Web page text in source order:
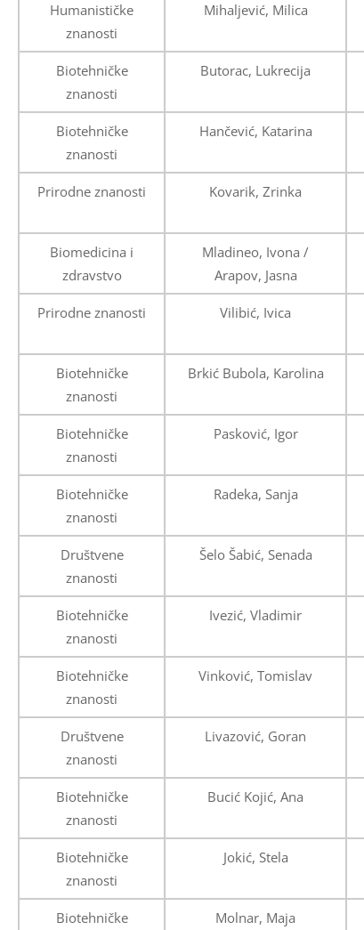
Humanističke
znanosti
Mihaljević, Milica
Biotehničke
znanosti
Butorac, Lukrecija
Biotehničke
znanosti
Hančević, Katarina
Prirodne znanosti Kovarik, Zrinka
Biomedicina i
zdravstvo
Mladineo, Ivona /
Arapov, Jasna
Prirodne znanosti Vilibić, Ivica
Biotehničke
znanosti
Brkić Bubola, Karolina
Biotehničke
znanosti
Pasković, Igor
Biotehničke
znanosti
Radeka, Sanja
Društvene
znanosti
Šelo Šabić, Senada
Biotehničke
znanosti
Ivezić, Vladimir
Biotehničke
znanosti
Vinković, Tomislav
Društvene
znanosti
Livazović, Goran
Biotehničke
znanosti
Bucić Kojić, Ana
Biotehničke
znanosti
Jokić, Stela
Biotehničke Molnar, Maja